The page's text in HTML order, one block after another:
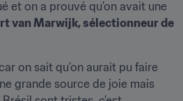
et on a prouvé qu’on avait une
van Marwijk, sélectionneur de
on sait qu’on aurait pu faire
grande source de joie mais